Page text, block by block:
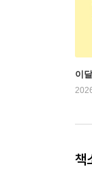
이
책